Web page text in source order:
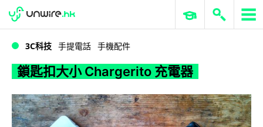
鎖匙扣大小 Chargerito 充電器
WWDC 2026 ERP 與商業 AI
3C科技 手提電話 手機配件
鎖匙扣大小 Chargerito 充電器